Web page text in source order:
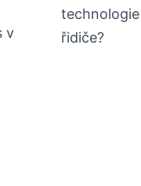
v
řidiče?